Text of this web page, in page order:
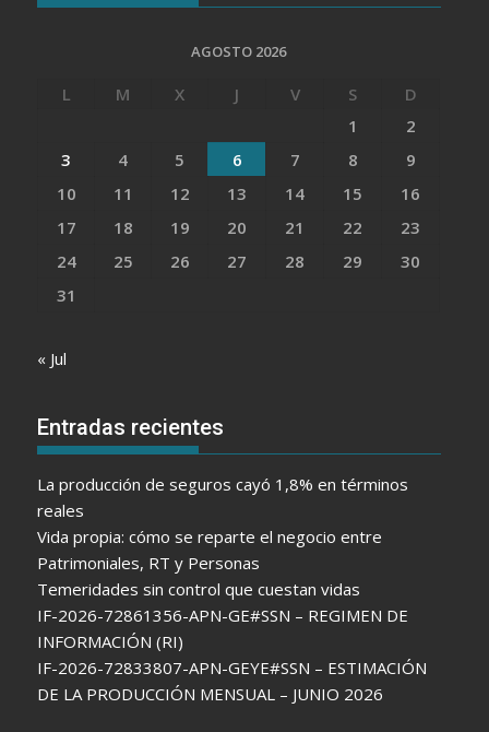
AGOSTO 2026
L M X J V S
D
1
2
3
4 5 6 7 8
9
10
11 12 13 14 15
16
17
18 19 20 21 22
23
24
25 26 27 28 29
30
31
« Jul
Entradas recientes
La producción de seguros cayó 1,8% en términos
reales
Vida propia: cómo se reparte el negocio entre
Patrimoniales, RT y Personas
Temeridades sin control que cuestan vidas
IF-2026-72861356-APN-GE#SSN – REGIMEN DE
INFORMACIÓN (RI)
IF-2026-72833807-APN-GEYE#SSN – ESTIMACIÓN
DE LA PRODUCCIÓN MENSUAL – JUNIO 2026